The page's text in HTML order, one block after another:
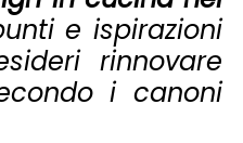
e ispirazioni
rinnovare
i canoni